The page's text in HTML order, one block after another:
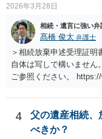
2026年3月28日
相続・遺言に強い弁
髙橋 俊太 弁護士
＞相続放棄申述受理証
自体は写しで構いません
ご参照ください。
4
父の遺産相続、
べきか？